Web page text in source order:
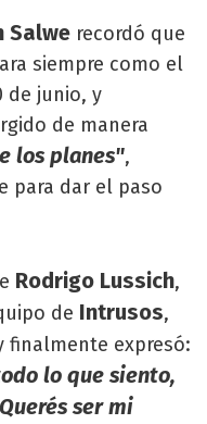
Salwe recordó que
siempre como el
de junio, y
de manera
los planes",
para dar el paso
Rodrigo Lussich,
de Intrusos,
finalmente expresó:
lo que siento,
ser mi